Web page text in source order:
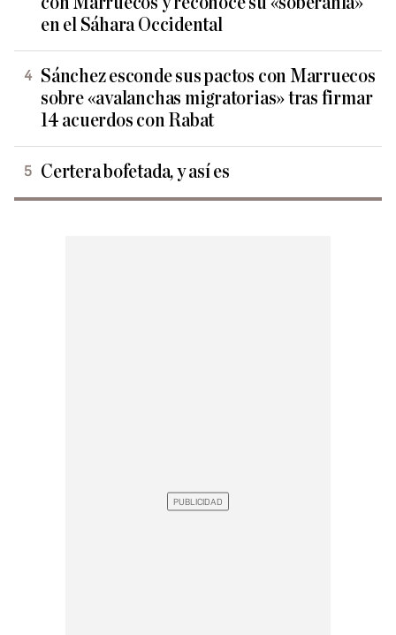
en el Sáhara Occidental
Sánchez esconde sus pactos con Marruecos
sobre «avalanchas migratorias» tras firmar
14 acuerdos con Rabat
Certera bofetada, y así es